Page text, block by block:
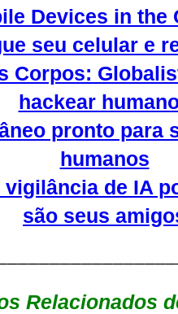
Devices in the
seu celular e
Corpos:
hackear
pronto para
humanos
vigilância de IA
são seus
Relacionados